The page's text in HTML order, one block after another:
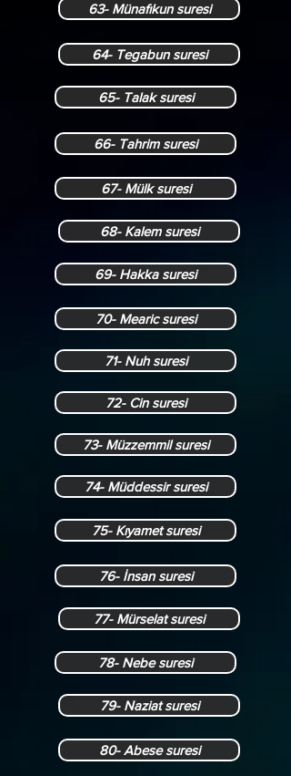
63- Münafıkun suresi
64- Tegabun suresi
65- Talak suresi
66- Tahrim suresi
67- Mülk suresi
68- Kalem suresi
69- Hakka suresi
70- Mearic suresi
71- Nuh suresi
72- Cin suresi
73- Müzzemmil suresi
74- Müddessir suresi
75- Kıyamet suresi
76- İnsan suresi
77- Mürselat suresi
78- Nebe suresi
79- Naziat suresi
80- Abese suresi